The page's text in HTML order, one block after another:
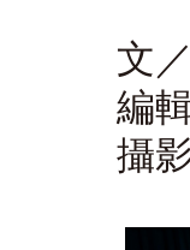
文
編
攝